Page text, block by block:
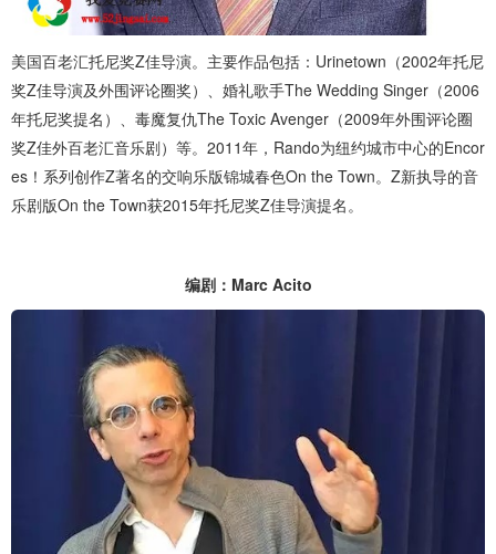
美国百老汇托尼奖Z佳导演。主要作品包括：Urinetown（2002年托尼
奖Z佳导演及外围评论圈奖）、婚礼歌手The Wedding Singer（2006
年托尼奖提名）、毒魔复仇The Toxic Avenger（2009年外围评论圈
奖Z佳外百老汇音乐剧）等。2011年，Rando为纽约城市中心的Encor
es！系列创作Z著名的交响乐版锦城春色On the Town。Z新执导的音
乐剧版On the Town获2015年托尼奖Z佳导演提名。
编剧：Marc Acito